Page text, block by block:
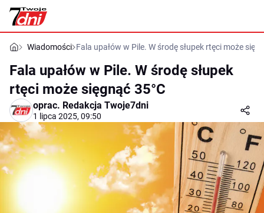
Wiadomości Fala upałów w Pile. W środę słupek rtęci może
Fala upałów w Pile. W środę słupek
rtęci może sięgnąć 35°C
oprac. Redakcja Twoje7dni
1 lipca 2025, 09:50